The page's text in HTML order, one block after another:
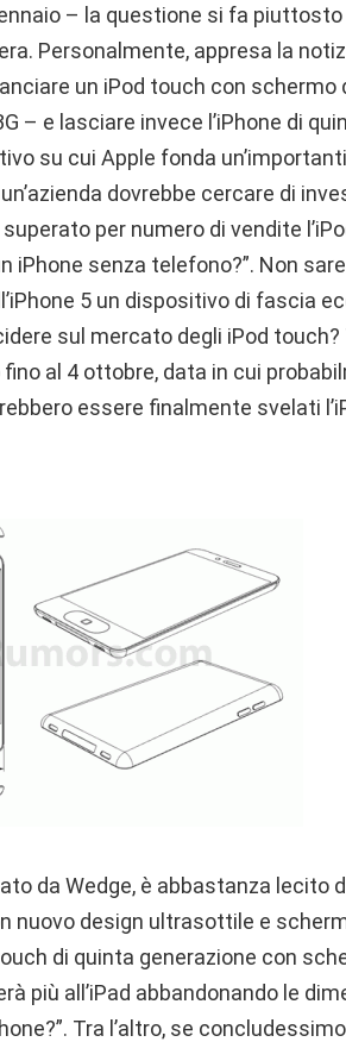
– la questione si fa
Personalmente, appresa la
un iPod touch con schermo
– e lasciare invece l’iPhone di
su cui Apple fonda
dovrebbe cercare di
per numero di vendite
iPhone senza telefono?”. Non
5 un dispositivo di fascia
sul mercato degli iPod
al 4 ottobre, data in cui
essere finalmente svelati
da Wedge, è abbastanza lecito
nuovo design ultrasottile e
di quinta generazione con
più all’iPad abbandonando le
Tra l’altro, se